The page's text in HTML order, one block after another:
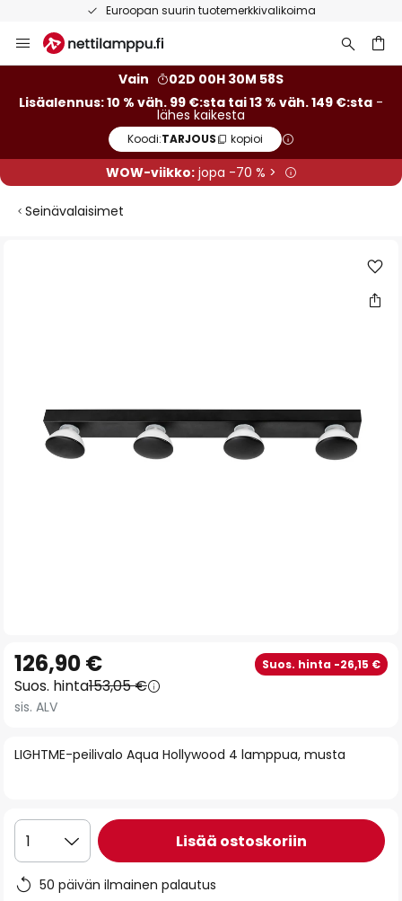
Euroopan suurin tuotemerkkivalikoima
to
Vain
02D 00H 30M 57S
Lisäalennus: 10 % väh. 99 €:sta tai 13 % väh. 149 €:sta -
lähes kaikesta
Koodi:TARJOUS kopioi
WOW-viikko:jopa -70 % >
Seinävalaisimet
gallery
to
the
beginning
the
LIGHTME-peilivalo Aqua Hollywood 4 lamppua, musta
126,90 € Suos. hinta -26,15 €
Suos. hinta153,05 €
sis. ALV
1 Lisää ostoskoriin
50 päivän ilmainen palautus